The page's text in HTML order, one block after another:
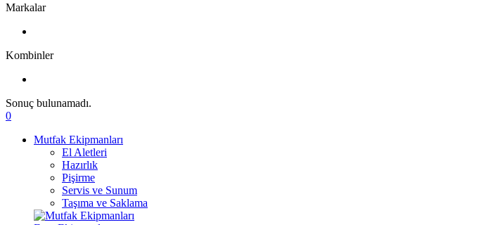
Markalar
Kombinler
Sonuç bulunamadı.
0
Mutfak Ekipmanları
El Aletleri
Hazırlık
Pişirme
Servis ve Sunum
Taşıma ve Saklama